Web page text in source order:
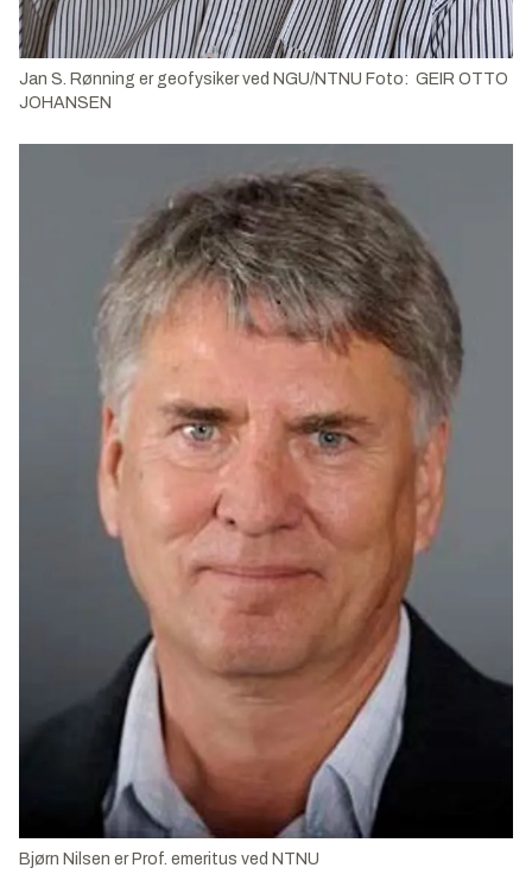
Jan S. Rønning er geofysiker ved NGU/NTNU Foto: GEIR OTTO
JOHANSEN
Bjørn Nilsen er Prof. emeritus ved NTNU